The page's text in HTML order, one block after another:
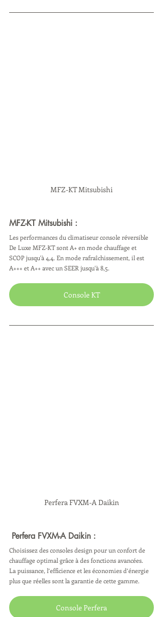
MFZ-KT Mitsubishi
MFZ-KT Mitsubishi :
Les performances du climatiseur console réversible
De Luxe MFZ-KT sont A+ en mode chauffage et
SCOP jusqu'à 4,4. En mode rafraîchissement, il est
A+++ et A++ avec un SEER jusqu'à 8,5.
Console KT
Perfera FVXM-A Daikin
Perfera FVXM-A Daikin :
Choisissez des consoles design pour un confort de
chauffage optimal grâce à des fonctions avancées.
La puissance, l’efficience et les économies d’énergie
plus que réelles sont la garantie de cette gamme.
Console Perfera